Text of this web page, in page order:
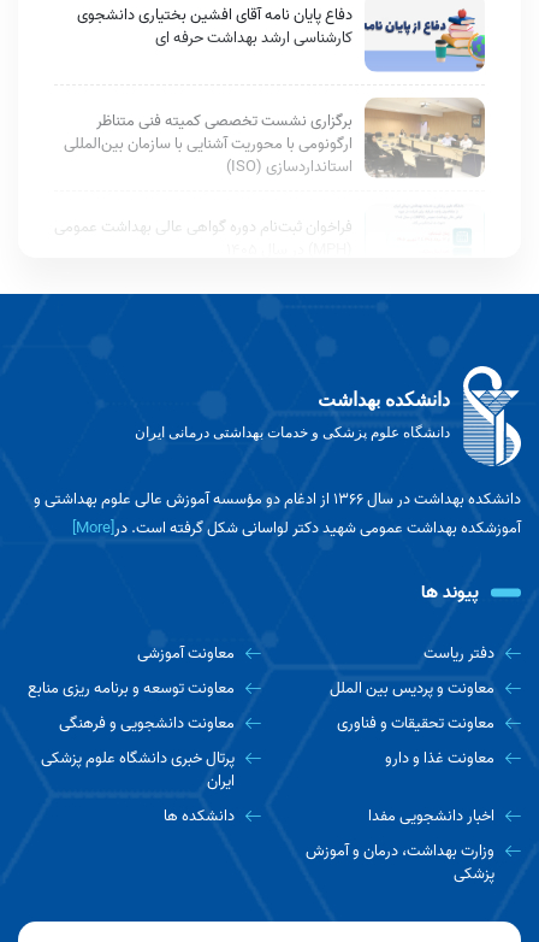
دفاع پایان نامه آقای افشین بختیاری دانشجوی
کارشناسی ارشد بهداشت حرفه ای
برگزاری نشست تخصصی کمیته فنی متناظر
ارگونومی با محوریت آشنایی با سازمان بین‌المللی
استانداردسازی (ISO)
فراخوان ثبت‌نام دوره گواهی عالی بهداشت عمومی
برگزاری همایش ملی توسعه پایدار با رویکرد افق
های نوین در علوم فناوری جامعه
تبریک به مناسبت ارتقای مرتبه علمی آقای دکتر
هشدار درباره خطرات کم‌آبی و گرمازدگی در مسیر
اربعین؛ چه نوشیدنی‌هایی ممنوع هستند؟
راهنمای جامع پزشک تغذیه برای زائران پیاده‌روی
مصوبه تسهیل شرایط دفاع از پایان نامه‌های
دانشکده بهداشت
دانشگاه علوم پزشکی و خدمات بهداشتی درمانی ایران
دانشکده بهداشت در سال ۱۳۶۶ از ادغام دو مؤسسه آموزش عالی علوم بهداشتی و
آموزشکده بهداشت عمومی شهید دکتر لواسانی شکل گرفته است. در[More]
پیوند ها
دفتر ریاست
معاونت آموزشی
معاونت و پردیس بین الملل
معاونت توسعه و برنامه ریزی منابع
معاونت تحقیقات و فناوری
معاونت دانشجویی و فرهنگی
معاونت غذا و دارو
پرتال خبری دانشگاه علوم پزشکی
ایران
اخبار دانشجویی مفدا
دانشکده ها
وزارت بهداشت، درمان و آموزش
پزشکی